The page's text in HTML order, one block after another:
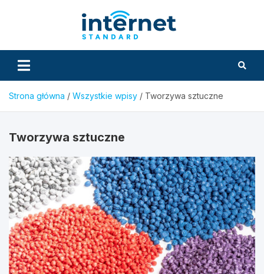
Strona główna Wszystkie wpisy Tworzywa sztuczne
Tworzywa sztuczne